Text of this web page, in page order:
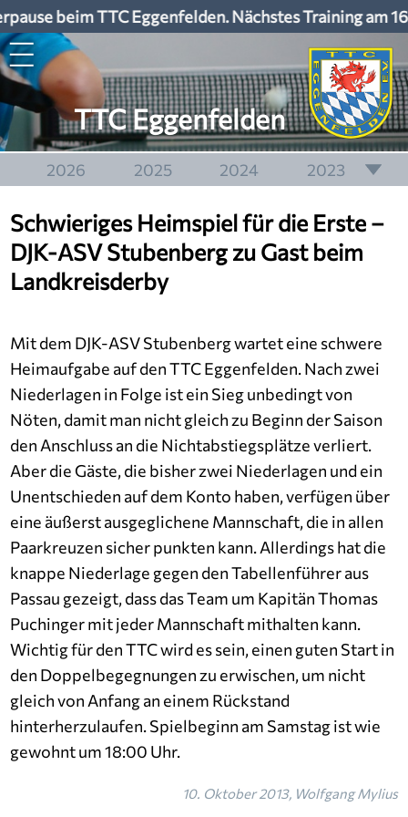
beim TTC Eggenfelden. Nächstes Training am
2026 2025 2024
2023
2018
2017 2016
2015
2014
2013 2012
2011
2009
2006
2005 2003
TTC Eggenfelden
Schwieriges Heimspiel für die Erste –
DJK-ASV Stubenberg zu Gast beim
Landkreisderby
Mit dem DJK-ASV Stubenberg wartet eine schwere
Heimaufgabe auf den TTC Eggenfelden. Nach zwei
Niederlagen in Folge ist ein Sieg unbedingt von
Nöten, damit man nicht gleich zu Beginn der Saison
den Anschluss an die Nichtabstiegsplätze verliert.
Aber die Gäste, die bisher zwei Niederlagen und ein
Unentschieden auf dem Konto haben, verfügen über
eine äußerst ausgeglichene Mannschaft, die in allen
Paarkreuzen sicher punkten kann. Allerdings hat die
knappe Niederlage gegen den Tabellenführer aus
Passau gezeigt, dass das Team um Kapitän Thomas
Puchinger mit jeder Mannschaft mithalten kann.
Wichtig für den TTC wird es sein, einen guten Start in
den Doppelbegegnungen zu erwischen, um nicht
gleich von Anfang an einem Rückstand
hinterherzulaufen. Spielbeginn am Samstag ist wie
gewohnt um 18:00 Uhr.
10. Oktober 2013, Wolfgang Mylius